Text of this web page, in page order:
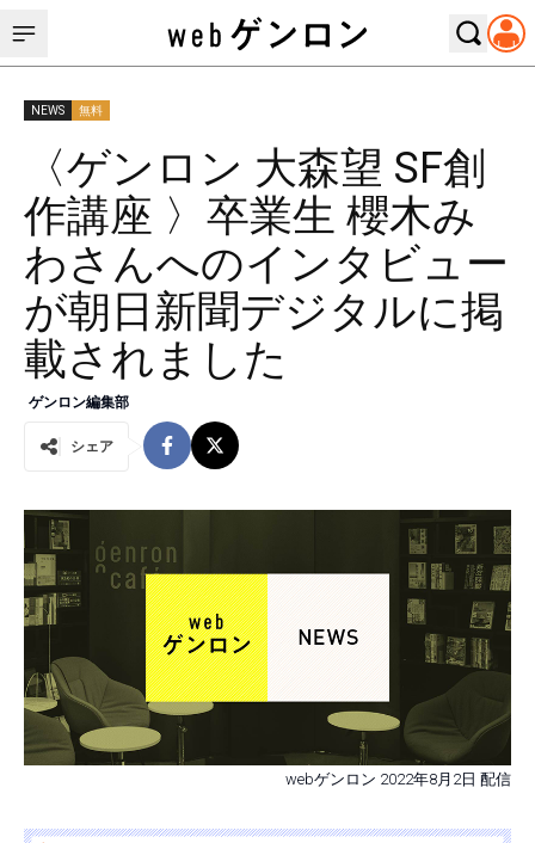
NEWS 無料
〈ゲンロン 大森望 SF創
作講座 〉卒業生 櫻木み
わさんへのインタビュー
が朝日新聞デジタルに掲
載されました
ゲンロン編集部
シェア
webゲンロン 2022年8月2日 配信